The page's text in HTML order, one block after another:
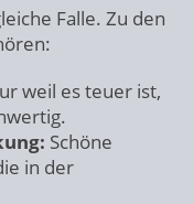
Falle. Zu den
weil es teuer ist,
Schöne
in der